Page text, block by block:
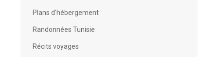
Plans d'hébergement
Randonnées Tunisie
Récits voyages